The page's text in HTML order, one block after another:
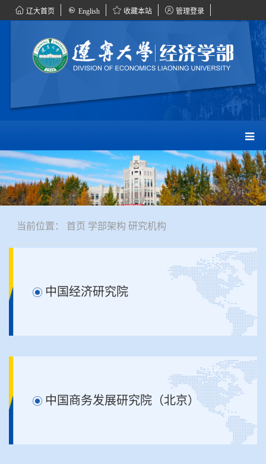
辽大首页 English 收藏本站 管理登录
当前位置： 首页 学部架构 研究机构
中国经济研究院
中国商务发展研究院（北京）